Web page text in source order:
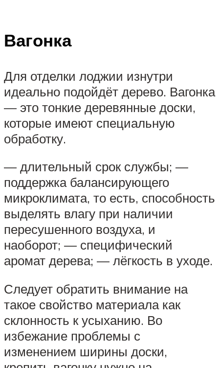
Вагонка
Для отделки лоджии изнутри
идеально подойдёт дерево. Вагонка
— это тонкие деревянные доски,
которые имеют специальную
обработку.
— длительный срок службы; —
поддержка балансирующего
микроклимата, то есть, способность
выделять влагу при наличии
пересушенного воздуха, и
наоборот; — специфический
аромат дерева; — лёгкость в уходе.
Следует обратить внимание на
такое свойство материала как
склонность к усыханию. Во
избежание проблемы с
изменением ширины доски,